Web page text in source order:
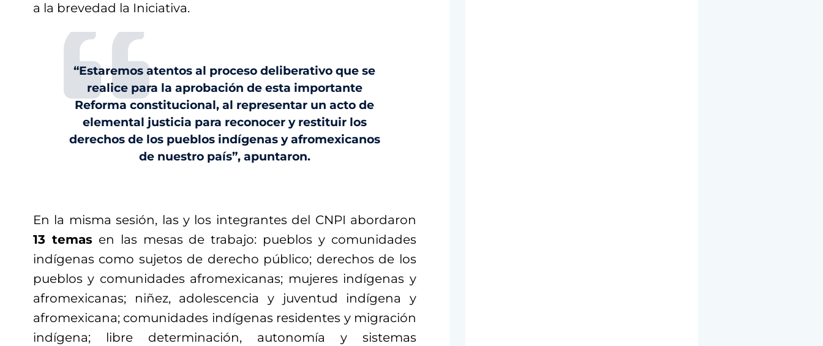
a la brevedad la Iniciativa.
“Estaremos atentos al proceso deliberativo que se
realice para la aprobación de esta importante
Reforma constitucional, al representar un acto de
elemental justicia para reconocer y restituir los
derechos de los pueblos indígenas y afromexicanos
de nuestro país”, apuntaron.
En la misma sesión, las y los integrantes del CNPI abordaron
13 temas en las mesas de trabajo: pueblos y comunidades
indígenas como sujetos de derecho público; derechos de los
pueblos y comunidades afromexicanas; mujeres indígenas y
afromexicanas; niñez, adolescencia y juventud indígena y
afromexicana; comunidades indígenas residentes y migración
indígena; libre determinación, autonomía y sistemas